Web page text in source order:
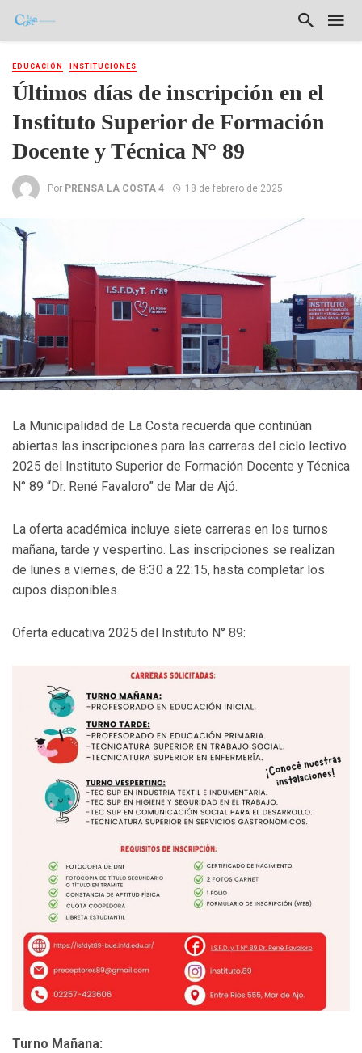
EDUCACIÓN INSTITUCIONES
Últimos días de inscripción en el
Instituto Superior de Formación
Docente y Técnica N° 89
Por PRENSA LA COSTA 4 18 de febrero de 2025
La Municipalidad de La Costa recuerda que continúan
abiertas las inscripciones para las carreras del ciclo lectivo
2025 del Instituto Superior de Formación Docente y Técnica
N° 89 “Dr. René Favaloro” de Mar de Ajó.
La oferta académica incluye siete carreras en los turnos
mañana, tarde y vespertino. Las inscripciones se realizan
de lunes a viernes, de 8:30 a 22:15, hasta completar los
cupos disponibles.
Oferta educativa 2025 del Instituto N° 89:
Turno Mañana: